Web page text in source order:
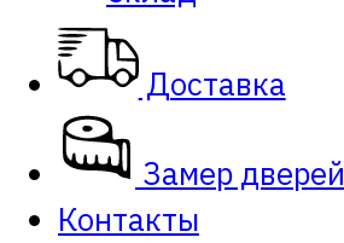
Доставка
Замер дверей
Контакты